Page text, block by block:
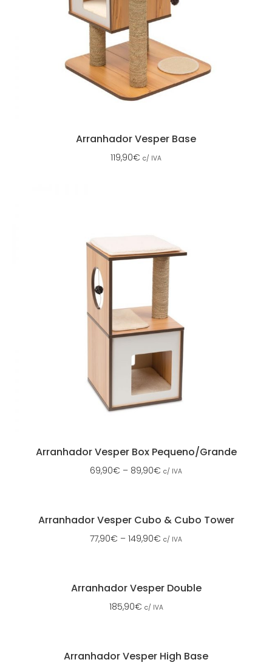
Arranhador Vesper Base
119,90€ c/ IVA
Arranhador Vesper Box Pequeno/Grande
69,90€ – 89,90€ c/ IVA
Arranhador Vesper Cubo & Cubo Tower
77,90€ – 149,90€ c/ IVA
Arranhador Vesper Double
185,90€ c/ IVA
Arranhador Vesper High Base